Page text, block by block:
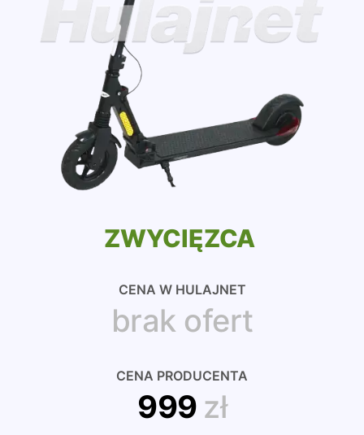
ZWYCIĘZCA
CENA W HULAJNET
brak ofert
CENA PRODUCENTA
999 zł